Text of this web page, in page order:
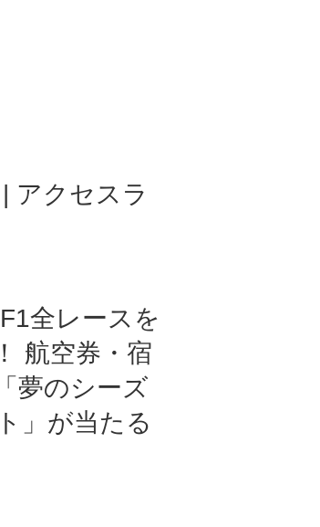
アクセスラ
全レースを
航空券・宿
夢のシーズ
」が当たる